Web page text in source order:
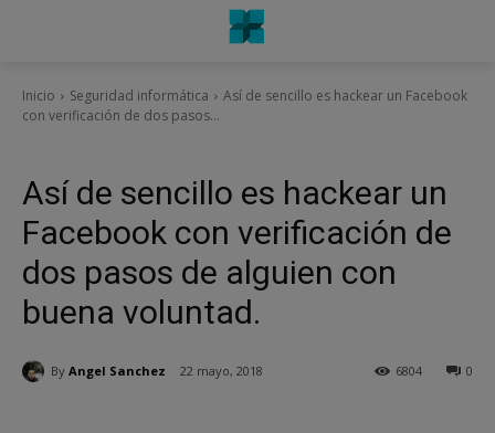
Inicio Seguridad informática
Así de sencillo es hackear un Facebook
con verificación de dos pasos...
Así de sencillo es hackear un
Facebook con verificación de
dos pasos de alguien con
buena voluntad.
By Angel Sanchez 22 mayo, 2018 0
6804